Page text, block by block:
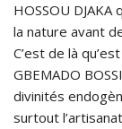
HOSSOU
la nature avant
C’est de là
GBEMADO
divinités
surtout